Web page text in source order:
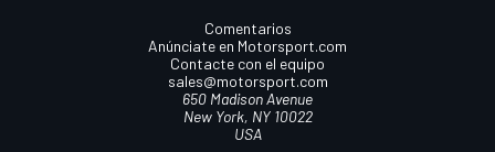
Comentarios
Anúnciate en Motorsport.com
Contacte con el equipo
sales@motorsport.com
650 Madison Avenue
New York, NY 10022
USA